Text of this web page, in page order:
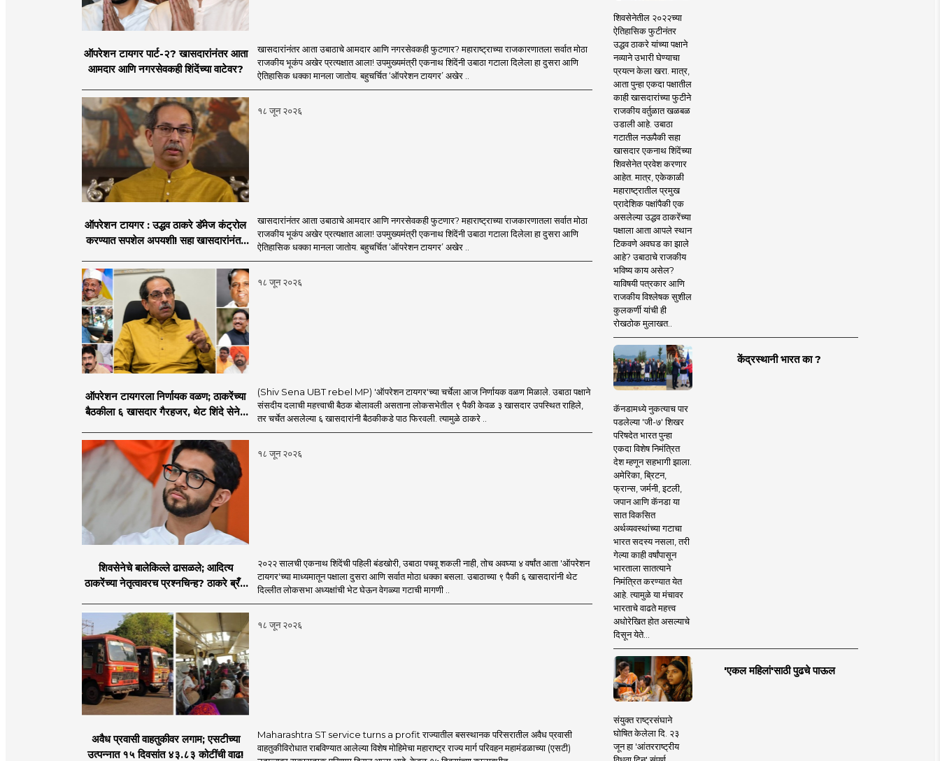
ऑपरेशन टायगर पार्ट-२? खासदारांनंतर आता
आमदार आणि नगरसेवकही शिंदेंच्या वाटेवर?
खासदारांनंतर आता उबाठाचे आमदार आणि नगरसेवकही फुटणार? महाराष्ट्राच्या राजकारणातला सर्वात मोठा
राजकीय भूकंप अखेर प्रत्यक्षात आला! उपमुख्यमंत्री एकनाथ शिंदेंनी उबाठा गटाला दिलेला हा दुसरा आणि
ऐतिहासिक धक्का मानला जातोय. बहुचर्चित ‘ऑपरेशन टायगर’ अखेर ..
१८ जून २०२६
ऑपरेशन टायगर : उद्धव ठाकरे डॅमेज कंट्रोल
करण्यात सपशेल अपयशी! सहा खासदारांनंतर
चर्चा सुरू
खासदारांनंतर आता उबाठाचे आमदार आणि नगरसेवकही फुटणार? महाराष्ट्राच्या राजकारणातला सर्वात मोठा
राजकीय भूकंप अखेर प्रत्यक्षात आला! उपमुख्यमंत्री एकनाथ शिंदेंनी उबाठा गटाला दिलेला हा दुसरा आणि
ऐतिहासिक धक्का मानला जातोय. बहुचर्चित ‘ऑपरेशन टायगर’ अखेर ..
१८ जून २०२६
ऑपरेशन टायगरला निर्णायक वळण; ठाकरेंच्या
बैठकीला ६ खासदार गैरहजर, थेट शिंदे सेनेत
(Shiv Sena UBT rebel MP) 'ऑपरेशन टायगर'च्या चर्चेला आज निर्णायक वळण मिळाले. उबाठा पक्षाने
संसदीय दलाची महत्त्वाची बैठक बोलावली असताना लोकसभेतील ९ पैकी केवळ ३ खासदार उपस्थित राहिले,
तर चर्चेत असलेल्या ६ खासदारांनी बैठकीकडे पाठ फिरवली. त्यामुळे ठाकरे ..
१८ जून २०२६
शिवसेनेचे बालेकिल्ले ढासळले; आदित्य
ठाकरेंच्या नेतृत्वावरच प्रश्नचिन्ह? ठाकरे ब्रँड
२०२२ सालची एकनाथ शिंदेंची पहिली बंडखोरी, उबाठा पचवू शकली नाही, तोच अवघ्या ४ वर्षांत आता 'ऑपरेशन
टायगर'च्या माध्यमातून पक्षाला दुसरा आणि सर्वात मोठा धक्का बसला. उबाठाच्या ९ पैकी ६ खासदारांनी थेट
दिल्लीत लोकसभा अध्यक्षांची भेट घेऊन वेगळ्या गटाची मागणी ..
१८ जून २०२६
अवैध प्रवासी वाहतुकीवर लगाम; एसटीच्या
उत्पन्नात १५ दिवसांत ४३.८३ कोटींची वाढ!
Maharashtra ST service turns a profit राज्यातील बसस्थानक परिसरातील अवैध प्रवासी
वाहतुकीविरोधात राबविण्यात आलेल्या विशेष मोहिमेचा महाराष्ट्र राज्य मार्ग परिवहन महामंडळाच्या (एसटी)
शिवसेनेतील २०२२च्या
ऐतिहासिक फुटीनंतर
उद्धव ठाकरे यांच्या पक्षाने
नव्याने उभारी घेण्याचा
प्रयत्न केला खरा. मात्र,
आता पुन्हा एकदा पक्षातील
काही खासदारांच्या फुटीने
राजकीय वर्तुळात खळबळ
उडाली आहे. उबाठा
गटातील नऊपैकी सहा
खासदार एकनाथ शिंदेंच्या
शिवसेनेत प्रवेश करणार
आहेत. मात्र, एकेकाळी
महाराष्ट्रातील प्रमुख
प्रादेशिक पक्षांपैकी एक
असलेल्या उद्धव ठाकरेंच्या
पक्षाला आता आपले स्थान
टिकवणे अवघड का झाले
आहे? उबाठाचे राजकीय
भविष्य काय असेल?
याविषयी पत्रकार आणि
राजकीय विश्लेषक सुशील
कुलकर्णी यांची ही
रोखठोक मुलाखत..
केंद्रस्थानी भारत का ?
कॅनडामध्ये नुकत्याच पार
पडलेल्या 'जी-७' शिखर
परिषदेत भारत पुन्हा
एकदा विशेष निमंत्रित
देश म्हणून सहभागी झाला.
अमेरिका, ब्रिटन,
फ्रान्स, जर्मनी, इटली,
जपान आणि कॅनडा या
सात विकसित
अर्थव्यवस्थांच्या गटाचा
भारत सदस्य नसला, तरी
गेल्या काही वर्षांपासून
भारताला सातत्याने
निमंत्रित करण्यात येत
आहे. त्यामुळे या मंचावर
भारताचे वाढते महत्त्व
अधोरेखित होत असल्याचे
दिसून येते...
'एकल महिलां'साठी पुढचे पाऊल
संयुक्त राष्ट्रसंघाने
घोषित केलेला दि. २३
जून हा 'आंतरराष्ट्रीय